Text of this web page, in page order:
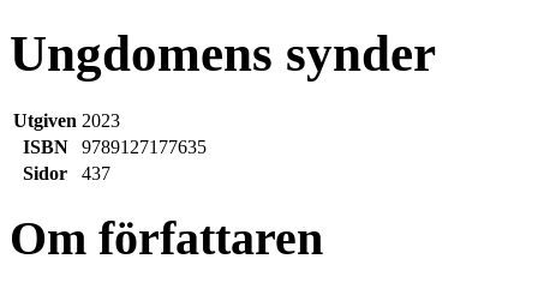
Ungdomens synder
Utgiven 2023
ISBN
9789127177635
Sidor
437
Om författaren